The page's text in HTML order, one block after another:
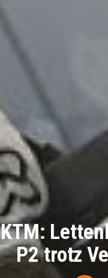
KTM:
P2 trotz